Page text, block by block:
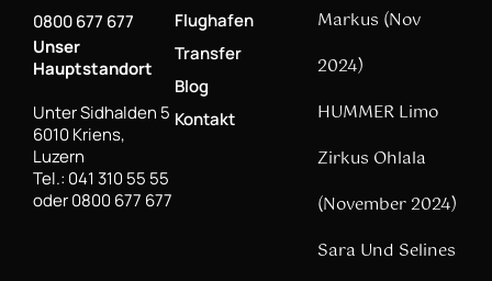
0800 677 677
Unser
Hauptstandort
Unter Sidhalden 5
6010 Kriens,
Luzern
Tel.: 041 310 55 55
oder 0800 677 677
Flughafen
Transfer
Blog
Kontakt
Markus (Nov
2024)
HUMMER Limo
Zirkus Ohlala
(November 2024)
Sara Und Selines